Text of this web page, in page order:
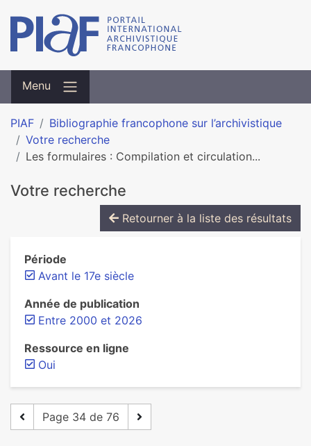
Menu
PIAF
Bibliographie francophone sur l’archivistique
Votre recherche
Les formulaires : Compilation et circulation...
Votre recherche
Retourner à la liste des résultats
Période
Avant le 17e siècle
Année de publication
Entre 2000 et 2026
Ressource en ligne
Oui
Page 34 de 76